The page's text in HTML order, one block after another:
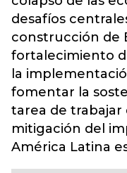
desafíos
construcción de
fortalecimiento
la
fomentar la
tarea de
mitigación del
América Latina